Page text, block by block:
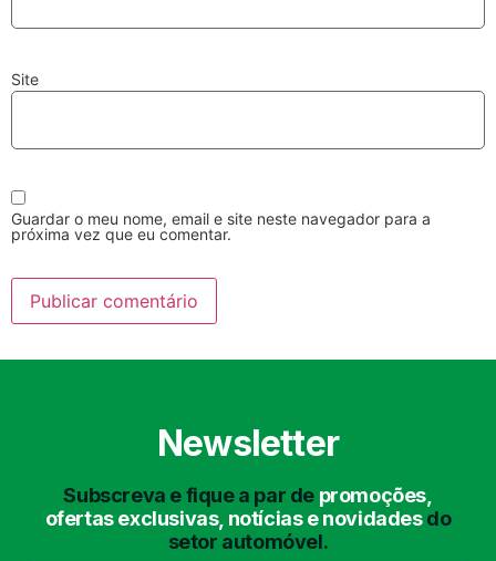
Site
Guardar o meu nome, email e site neste navegador para a
próxima vez que eu comentar.
Newsletter
Subscreva e fique a par de promoções,
ofertas exclusivas, notícias e novidadesdo
setor automóvel.
Discos e Pastilhas
Amortecedores
Lavagem Manual
Lavagem de Chassis Matrículas